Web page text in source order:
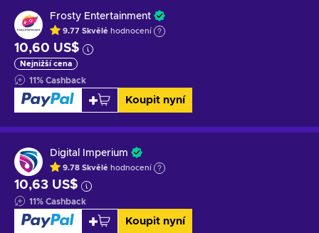
Frosty Entertainment
9.77 Skvělé hodnocení
10,60 US$
Nejnižší cena
11% Cashback
Koupit nyní
Digital Imperium
9.78 Skvělé hodnocení
10,63 US$
11% Cashback
Koupit nyní